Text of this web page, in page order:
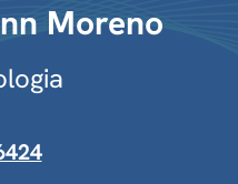
Moreno